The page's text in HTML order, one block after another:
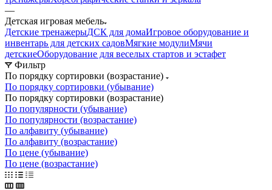
—
Детская игровая мебель
Детские тренажерыДСК для домаИгровое оборудование и
инвентарь для детских садовМягкие модулиМячи
детскиеОборудование для веселых стартов и эстафет
Фильтр
По порядку сортировки (возрастание)
По порядку сортировки (убывание)
По порядку сортировки (возрастание)
По популярности (убывание)
По популярности (возрастание)
По алфавиту (убывание)
По алфавиту (возрастание)
По цене (убывание)
По цене (возрастание)